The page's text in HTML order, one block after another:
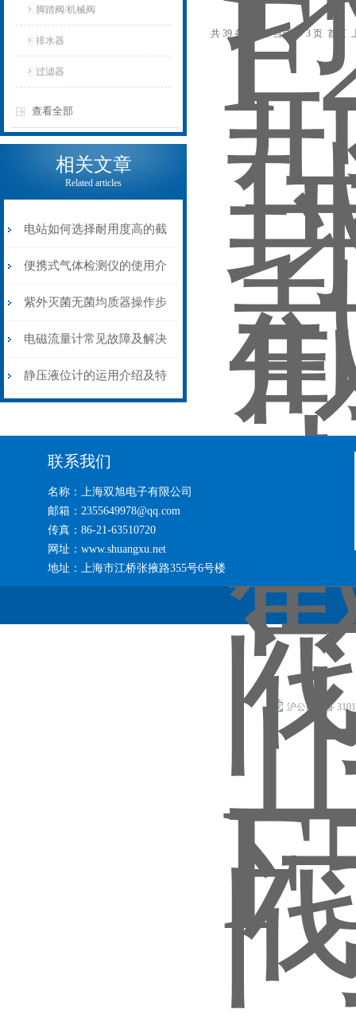
脚踏阀/机械阀
排水器
过滤器
查看全部
相关文章
Related articles
电站如何选择耐用度高的截
止阀？
便携式气体检测仪的使用介
绍
紫外灭菌无菌均质器操作步
骤
电磁流量计常见故障及解决
方法（完整版本）
静压液位计的运用介绍及特
共 39 条记录，当前 1 / 3 页 首页
联系我们
名称：上海双旭电子有限公司
邮箱：2355649978@qq.com
传真：86-21-63510720
网址：www.shuangxu.net
地址：上海市江桥张掖路355号6号楼
沪公网安备